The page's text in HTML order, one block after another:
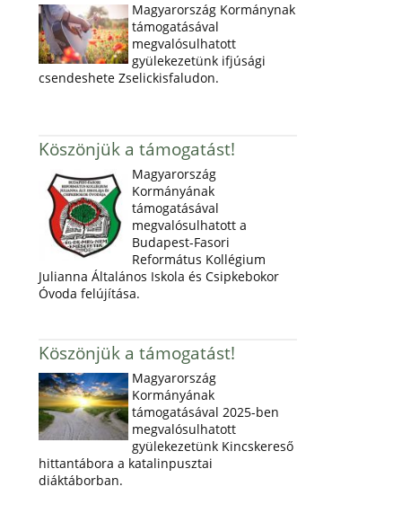
Magyarország Kormánynak
támogatásával
megvalósulhatott
gyülekezetünk ifjúsági
csendeshete Zselickisfaludon.
Köszönjük a támogatást!
Magyarország
Kormányának
támogatásával
megvalósulhatott a
Budapest-Fasori
Református Kollégium
Julianna Általános Iskola és Csipkebokor
Óvoda felújítása.
Köszönjük a támogatást!
Magyarország
Kormányának
támogatásával 2025-ben
megvalósulhatott
gyülekezetünk Kincskereső
hittantábora a katalinpusztai
diáktáborban.